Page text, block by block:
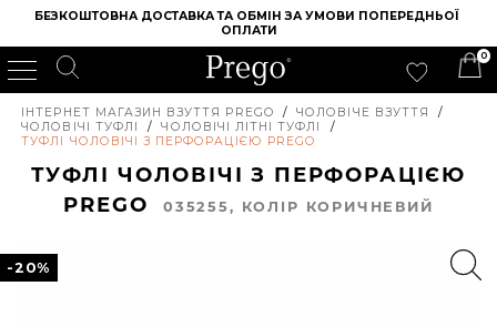
БЕЗКОШТОВНА ДОСТАВКА ТА ОБМІН ЗА УМОВИ ПОПЕРЕДНЬОЇ
ОПЛАТИ
0
ІНТЕРНЕТ МАГАЗИН ВЗУТТЯ PREGO / ЧОЛОВІЧЕ ВЗУТТЯ
/
ЧОЛОВІЧІ ТУФЛІ
/ ЧОЛОВІЧІ ЛІТНІ ТУФЛІ
/
ТУФЛІ ЧОЛОВІЧІ З ПЕРФОРАЦІЄЮ PREGO
ТУФЛІ ЧОЛОВІЧІ З ПЕРФОРАЦІЄЮ
PREGO035255, КОЛIР КОРИЧНЕВИЙ
-20%